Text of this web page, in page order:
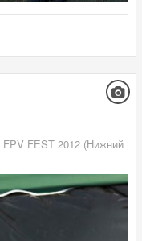
FPV FEST 2012 (Нижний